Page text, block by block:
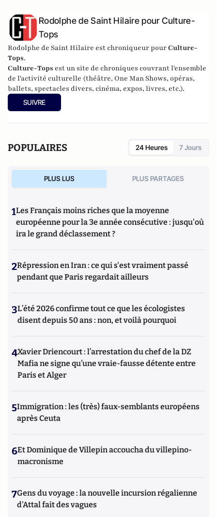
Rodolphe de Saint Hilaire pour Culture-
Tops
Rodolphe de Saint Hilaire est chroniqueur pourCulture-
Tops.
Culture-Tops est un site de chroniques couvrant l'ensemble
de l'activité culturelle (théâtre, One Man Shows, opéras,
ballets, spectacles divers, cinéma, expos, livres, etc.).
SUIVRE
POPULAIRES 24 Heures 7 Jours
PLUS LUS PLUS PARTAGES
1Les Français moins riches que la moyenne
européenne pour la 3e année consécutive : jusqu'où
ira le grand déclassement ?
2Répression en Iran : ce qui s'est vraiment passé
pendant que Paris regardait ailleurs
3L’été 2026 confirme tout ce que les écologistes
disent depuis 50 ans : non, et voilà pourquoi
4Xavier Driencourt : l’arrestation du chef de la DZ
Mafia ne signe qu’une vraie-fausse détente entre
Paris et Alger
5Immigration : les (très) faux-semblants européens
après Ceuta
6Et Dominique de Villepin accoucha du villepino-
macronisme
7Gens du voyage : la nouvelle incursion régalienne
d'Attal fait des vagues